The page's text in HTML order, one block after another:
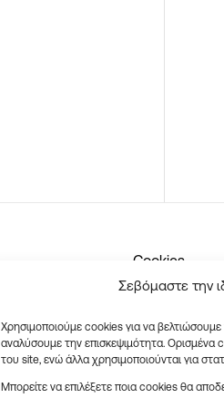
Σεβόμαστε την
Χρησιμοποιούμε cookies για να βελτιώσουμε
αναλύσουμε την επισκεψιμότητα. Ορισμένα
του site, ενώ άλλα χρησιμοποιούνται για
Μπορείτε να επιλέξετε ποια cookies θα
Cookies
Ωράριο
Δευτέρα –